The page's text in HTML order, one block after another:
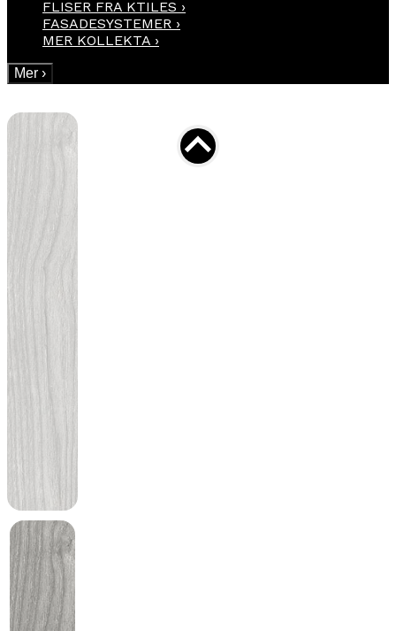
FLISER FRA KTILES ›
FASADESYSTEMER ›
MER KOLLEKTA ›
Mer ›